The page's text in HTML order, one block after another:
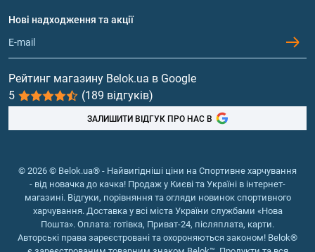
Обмін та повернення
Протеїн
Гейнери
Вітаміни та мінерали
Риб'ячий жир, жирні кислоти
Нові надходження та акції
Рейтинг магазину Belok.ua в Google
5
(189 відгуків)
ЗАЛИШИТИ ВІДГУК ПРО НАС В
© 2026 © Belok.ua® - Найвигідніші ціни на Спортивне харчування
- від новачка до качка! Продаж у Києві та Україні в інтернет-
магазині. Відгуки, порівняння та огляди новинок спортивного
харчування. Доставка у всі міста України службами «Нова
Пошта». Оплата: готівка, Приват-24, післяплата, карти.
Авторські права зареєстровані та охороняються законом! Belok®